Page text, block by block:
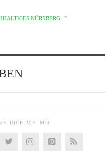
NÜRNBERG
DICH MIT MIR